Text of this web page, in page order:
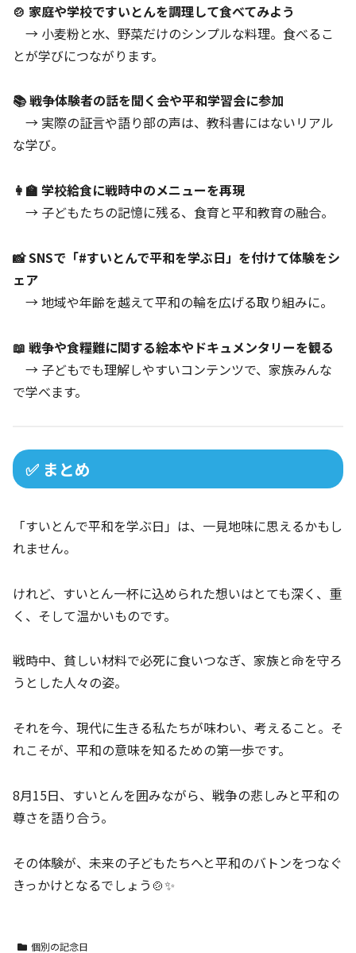
🍲 家庭や学校ですいとんを調理して食べてみよう
→ 小麦粉と水、野菜だけのシンプルな料理。食べるこ
とが学びにつながります。
📚 戦争体験者の話を聞く会や平和学習会に参加
→ 実際の証言や語り部の声は、教科書にはないリアル
な学び。
👩‍🏫 学校給食に戦時中のメニューを再現
→ 子どもたちの記憶に残る、食育と平和教育の融合。
📸 SNSで「#すいとんで平和を学ぶ日」を付けて体験をシ
ェア
→ 地域や年齢を越えて平和の輪を広げる取り組みに。
📖 戦争や食糧難に関する絵本やドキュメンタリーを観る
→ 子どもでも理解しやすいコンテンツで、家族みんな
で学べます。
✅ まとめ
「すいとんで平和を学ぶ日」は、一見地味に思えるかもし
れません。
けれど、すいとん一杯に込められた想いはとても深く、重
く、そして温かいものです。
戦時中、貧しい材料で必死に食いつなぎ、家族と命を守ろ
うとした人々の姿。
それを今、現代に生きる私たちが味わい、考えること。そ
れこそが、平和の意味を知るための第一歩です。
8月15日、すいとんを囲みながら、戦争の悲しみと平和の
尊さを語り合う。
その体験が、未来の子どもたちへと平和のバトンをつなぐ
きっかけとなるでしょう🍲✨
個別の記念日